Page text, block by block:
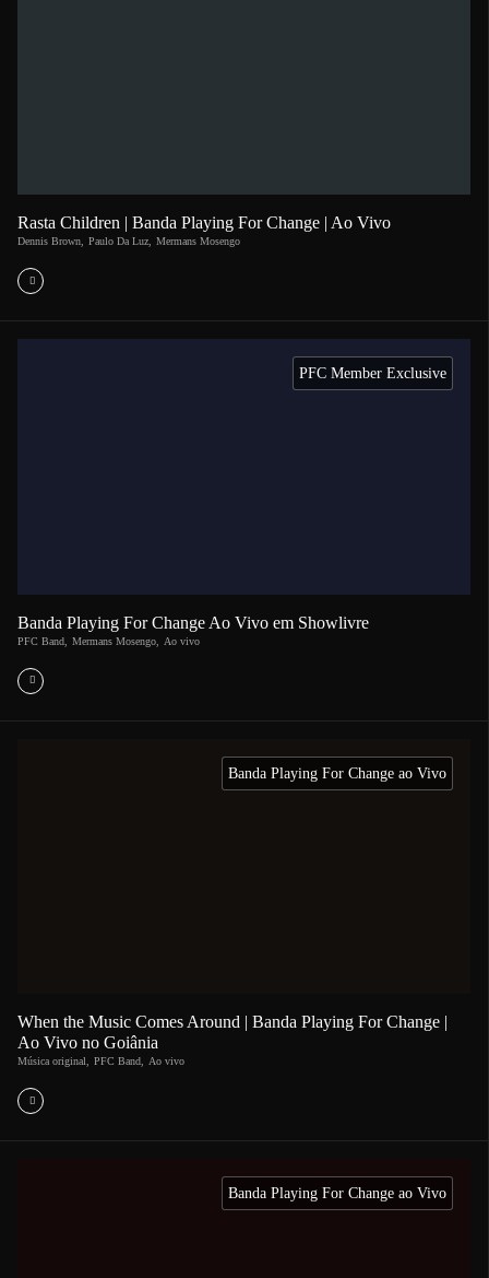
Rasta Children | Banda Playing For Change | Ao Vivo
Dennis Brown, Paulo Da Luz, Mermans Mosengo
PFC Member Exclusive
Banda Playing For Change Ao Vivo em Showlivre
PFC Band Mermans Mosengo Ao vivo
Banda Playing For Change ao Vivo
When the Music Comes Around | Banda Playing For Change |
Ao Vivo no Goiânia
Música original, PFC Band, Ao vivo
Banda Playing For Change ao Vivo